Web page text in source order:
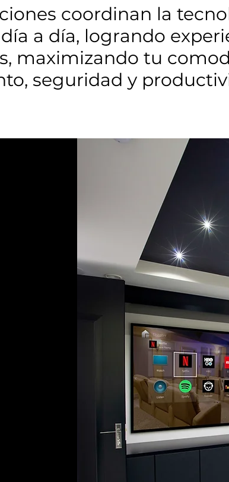
coordinan la
a día, logrando
maximizando tu
seguridad y